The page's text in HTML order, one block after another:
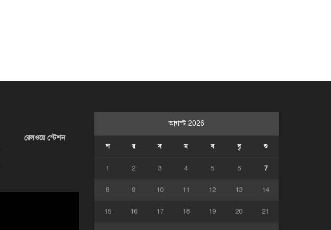
রেলওয়ে স্টেশন
আগস্ট 2026
শ র স ম ব বৃ শু
1 2 3 4 5 6 7
8 9 10 11 12 13 14
15 16 17 18 19 20 21